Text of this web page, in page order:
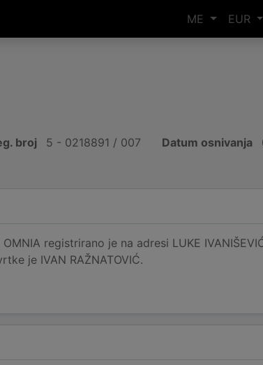
ME EUR
broj 5 - 0218891 / 007 Datum osnivanja
OMNIA registrirano je na adresi LUKE
je IVAN RAŽNATOVIĆ.